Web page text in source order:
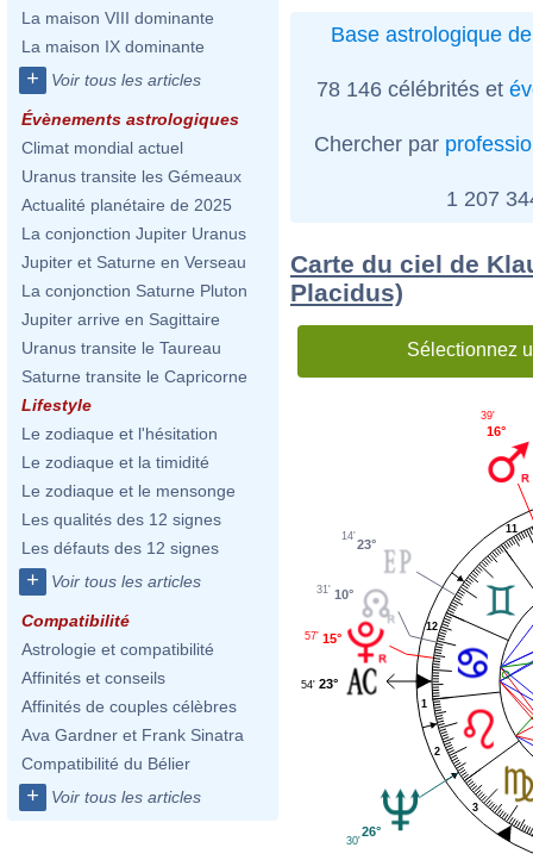
La maison VIII dominante
La maison IX dominante
+ Voir tous les articles
Évènements astrologiques
Climat mondial actuel
Uranus transite les Gémeaux
Actualité planétaire de 2025
La conjonction Jupiter Uranus
Jupiter et Saturne en Verseau
La conjonction Saturne Pluton
Jupiter arrive en Sagittaire
Uranus transite le Taureau
Saturne transite le Capricorne
Lifestyle
Le zodiaque et l'hésitation
Le zodiaque et la timidité
Le zodiaque et le mensonge
Les qualités des 12 signes
Les défauts des 12 signes
+ Voir tous les articles
Compatibilité
Astrologie et compatibilité
Affinités et conseils
Affinités de couples célèbres
Ava Gardner et Frank Sinatra
Compatibilité du Bélier
+ Voir tous les articles
Base astrologique
78 146 célébrités et
Chercher par
1 207
Carte du ciel de
Placidus)
Sélectionnez
1
2
3
11
12
16°
39'
23°
14'
10°
31'
15°
57'
23°
54'
26°
30'